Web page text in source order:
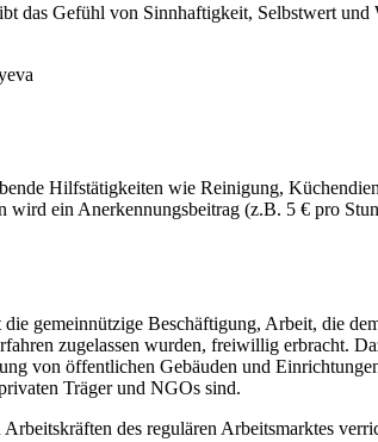
das Gefühl von Sinnhaftigkeit, Selbstwert
Hilfstätigkeiten wie Reinigung,
wird ein Anerkennungsbeitrag (z.B. 5 € pro
gemeinnützige Beschäftigung, Arbeit, die
zugelassen wurden, freiwillig erbracht.
von öffentlichen Gebäuden und
Träger und NGOs sind.
des regulären Arbeitsmarktes